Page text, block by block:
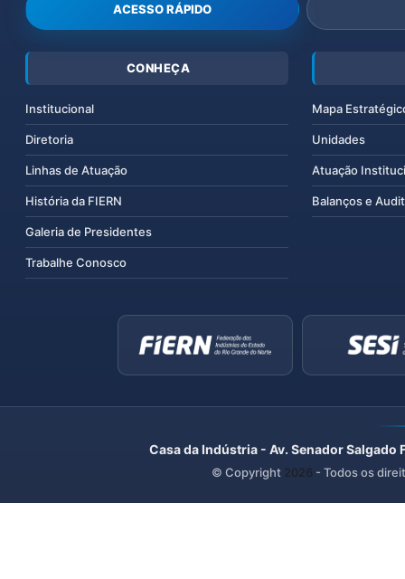
ACESSO RÁPIDO
CONHEÇA
Institucional
Diretoria
Linhas de Atuação
História da FIERN
Galeria de Presidentes
Trabalhe Conosco
Mapa
Unidades
Atuação
Balanços e
Casa da Indústria - Av. Senador
© Copyright 2026 - Todos os